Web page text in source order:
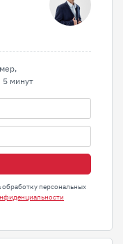
5 минут
обработку персональных